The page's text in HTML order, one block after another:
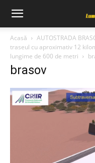
Acasă
AUTOSTRADA
traseul cu aproximativ 12
lungime de 600 de metri
brasov